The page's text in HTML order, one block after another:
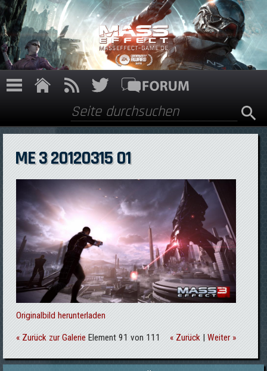
Direkt zum Inhalt
Suchformular
Suche
ME 3 20120315 01
Originalbild herunterladen
« Zurück zur Galerie Element 91 von 111 « Zurück|Weiter »